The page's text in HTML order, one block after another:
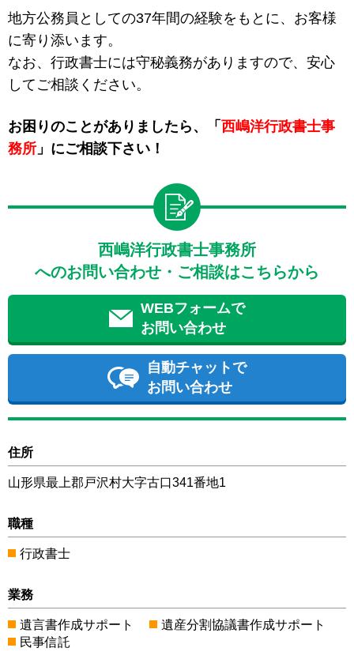
地方公務員としての37年間の経験をもとに、お客様
に寄り添います。
なお、行政書士には守秘義務がありますので、安心
してご相談ください。
お困りのことがありましたら、「 西嶋洋行政書士事
務所 」にご相談下さい！
西嶋洋行政書士事務所
へのお問い合わせ・ご相談はこちらから
WEBフォームで
お問い合わせ
自動チャットで
お問い合わせ
住所
山形県最上郡戸沢村大字古口341番地1
職種
行政書士
業務
遺言書作成サポート
遺産分割協議書作成サポート
民事信託